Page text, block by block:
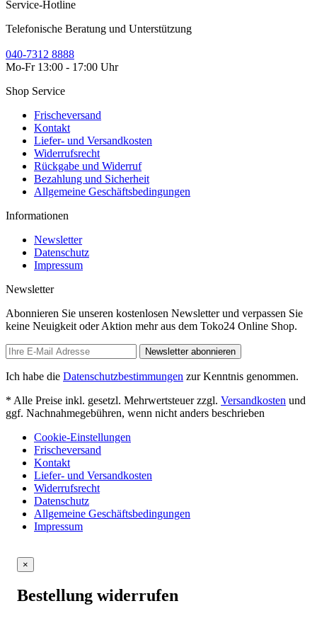
Service-Hotline
Telefonische Beratung und Unterstützung
040-7312 8888
Mo-Fr 13:00 - 17:00 Uhr
Shop Service
Frischeversand
Kontakt
Liefer- und Versandkosten
Widerrufsrecht
Rückgabe und Widerruf
Bezahlung und Sicherheit
Allgemeine Geschäftsbedingungen
Informationen
Newsletter
Datenschutz
Impressum
Newsletter
Abonnieren Sie unseren kostenlosen Newsletter und verpassen Sie
keine Neuigkeit oder Aktion mehr aus dem Toko24 Online Shop.
Newsletter abonnieren
Ich habe die Datenschutzbestimmungen zur Kenntnis genommen.
* Alle Preise inkl. gesetzl. Mehrwertsteuer zzgl. Versandkosten und
ggf. Nachnahmegebühren, wenn nicht anders beschrieben
Cookie-Einstellungen
Frischeversand
Kontakt
Liefer- und Versandkosten
Widerrufsrecht
Datenschutz
Allgemeine Geschäftsbedingungen
Impressum
×
Bestellung widerrufen